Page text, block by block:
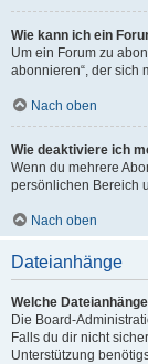
Wie kann ich ein
Um ein Forum zu
abonnieren“, der sich
Nach oben
Wie deaktiviere ich
Wenn du mehrere
persönlichen Bereich
Nach oben
Dateianhänge
Welche
Die Board-
Falls du dir nicht
Unterstützung